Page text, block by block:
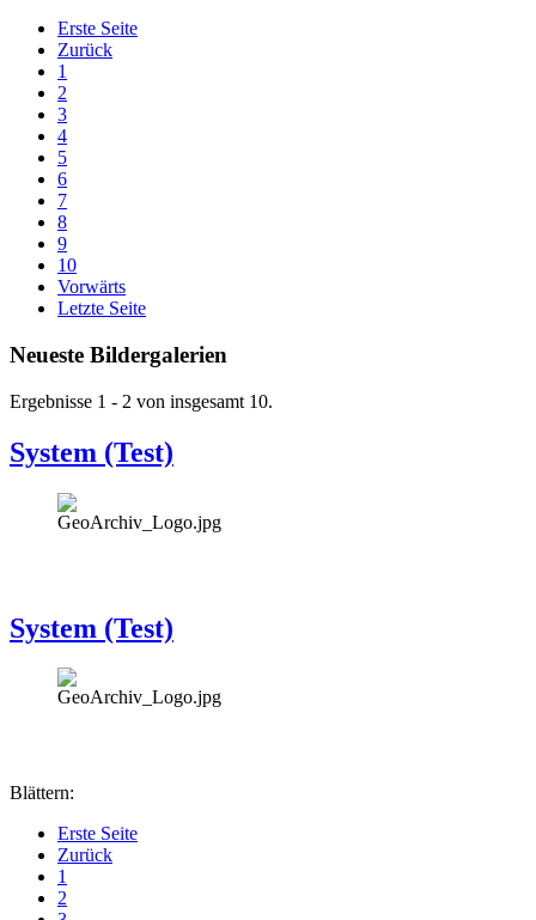
Erste Seite
Zurück
1
2
3
4
5
6
7
8
9
10
Vorwärts
Letzte Seite
Neueste Bildergalerien
Ergebnisse 1 - 2 von insgesamt 10.
System (Test)
System (Test)
Blättern:
Erste Seite
Zurück
1
2